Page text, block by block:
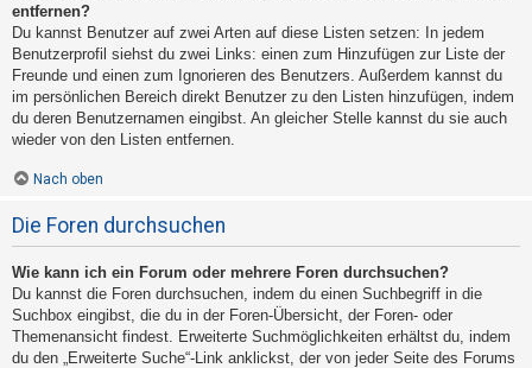
entfernen?
Du kannst Benutzer auf zwei Arten auf diese Listen setzen: In jedem
Benutzerprofil siehst du zwei Links: einen zum Hinzufügen zur Liste der
Freunde und einen zum Ignorieren des Benutzers. Außerdem kannst du
im persönlichen Bereich direkt Benutzer zu den Listen hinzufügen, indem
du deren Benutzernamen eingibst. An gleicher Stelle kannst du sie auch
wieder von den Listen entfernen.
Nach oben
Die Foren durchsuchen
Wie kann ich ein Forum oder mehrere Foren durchsuchen?
Du kannst die Foren durchsuchen, indem du einen Suchbegriff in die
Suchbox eingibst, die du in der Foren-Übersicht, der Foren- oder
Themenansicht findest. Erweiterte Suchmöglichkeiten erhältst du, indem
du den „Erweiterte Suche“-Link anklickst, der von jeder Seite des Forums